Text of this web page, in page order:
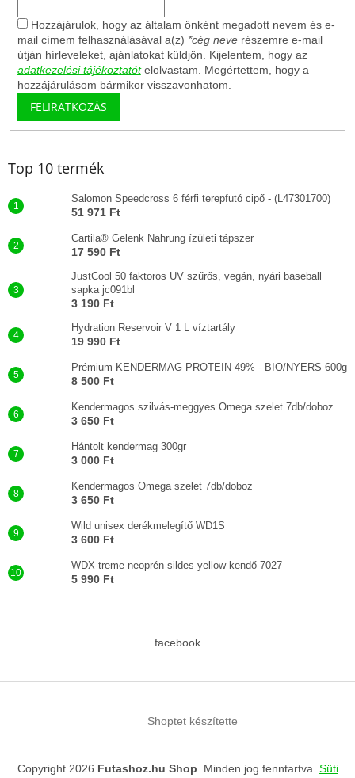
Hozzájárulok, hogy az általam önként megadott nevem és e-
mail címem felhasználásával a(z) *cég neverészemre e-mail
útján hírleveleket, ajánlatokat küldjön. Kijelentem, hogy az
adatkezelési tájékoztatót elolvastam. Megértettem, hogy a
hozzájárulásom bármikor visszavonhatom.
FELIRATKOZÁS
Top 10 termék
Salomon Speedcross 6 férfi terepfutó cipő - (L47301700)
51 971 Ft
Cartila® Gelenk Nahrung ízületi tápszer
17 590 Ft
JustCool 50 faktoros UV szűrős, vegán, nyári baseball
sapka jc091bl
3 190 Ft
Hydration Reservoir V 1 L víztartály
19 990 Ft
Prémium KENDERMAG PROTEIN 49% - BIO/NYERS 600g
8 500 Ft
Kendermagos szilvás-meggyes Omega szelet 7db/doboz
3 650 Ft
Hántolt kendermag 300gr
3 000 Ft
Kendermagos Omega szelet 7db/doboz
3 650 Ft
Wild unisex derékmelegítő WD1S
3 600 Ft
WDX-treme neoprén sildes yellow kendő 7027
5 990 Ft
facebook
Shoptet készítette
Copyright 2026 Futashoz.hu Shop . Minden jog fenntartva. Süti